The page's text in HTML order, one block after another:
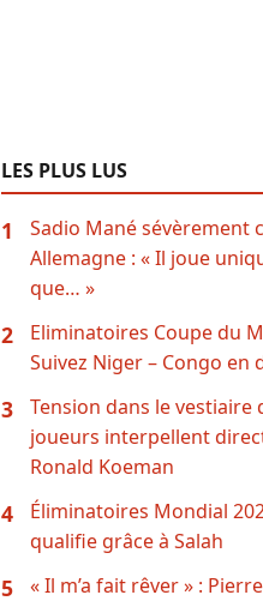
LES PLUS LUS
1
Sadio Mané sévèrement
Allemagne : « Il joue
que… »
2
Eliminatoires Coupe du
Suivez Niger – Congo en
3
Tension dans le vestiaire
joueurs interpellent
Ronald Koeman
4
Éliminatoires Mondial
qualifie grâce à Salah
5
« Il m’a fait rêver » :